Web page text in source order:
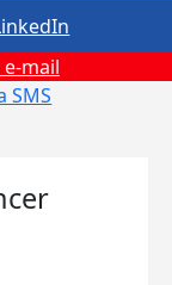
mail
SMS